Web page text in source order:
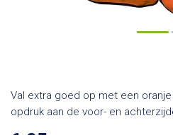
Val extra goed op met een
opdruk aan de voor- en